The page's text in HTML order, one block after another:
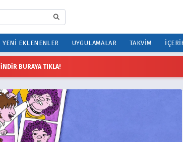
YENI EKLENENLER UYGULAMALAR TAKVIM
İNDİR BURAYA TIKLA!